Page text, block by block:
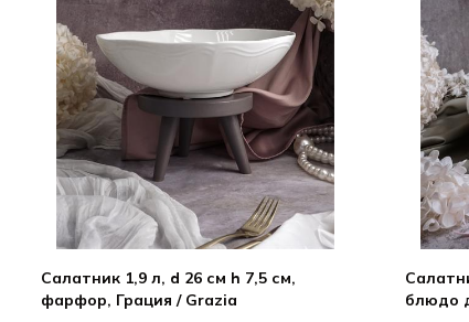
Салатник 1,9 л, d 26 см h 7,5 см,
фарфор, Грация / Grazia
блюдо